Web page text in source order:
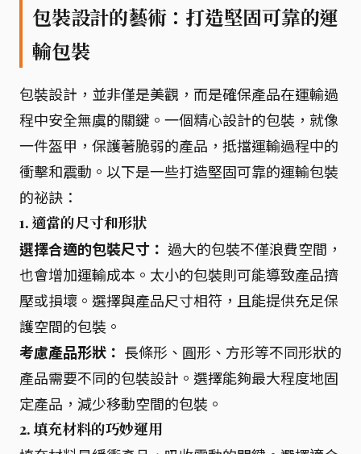
包裝設計的藝術：打造堅固可靠的運
輸包裝
包裝設計，並非僅是美觀，而是確保產品在運輸過
程中安全無虞的關鍵。一個精心設計的包裝，就像
一件盔甲，保護著脆弱的產品，抵擋運輸過程中的
衝擊和震動。以下是一些打造堅固可靠的運輸包裝
的祕訣：
1. 適當的尺寸和形狀
選擇合適的包裝尺寸： 過大的包裝不僅浪費空間，
也會增加運輸成本。太小的包裝則可能導致產品擠
壓或損壞。選擇與產品尺寸相符，且能提供充足保
護空間的包裝。
考慮產品形狀： 長條形、圓形、方形等不同形狀的
產品需要不同的包裝設計。選擇能夠最大程度地固
定產品，減少移動空間的包裝。
2. 填充材料的巧妙運用